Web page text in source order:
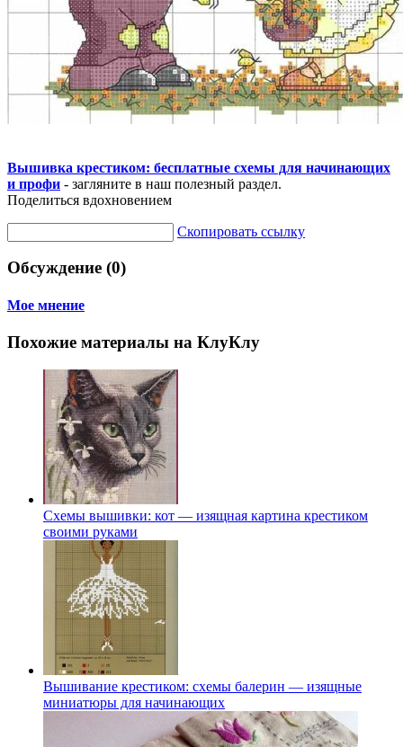
Вышивка крестиком: бесплатные схемы для начинающих
и профи - загляните в наш полезный раздел.
Поделиться вдохновением
Скопировать ссылку
Обсуждение (0)
Мое мнение
Похожие материалы на КлуКлу
Схемы вышивки: кот — изящная картина крестиком
своими руками
Вышивание крестиком: схемы балерин — изящные
миниатюры для начинающих